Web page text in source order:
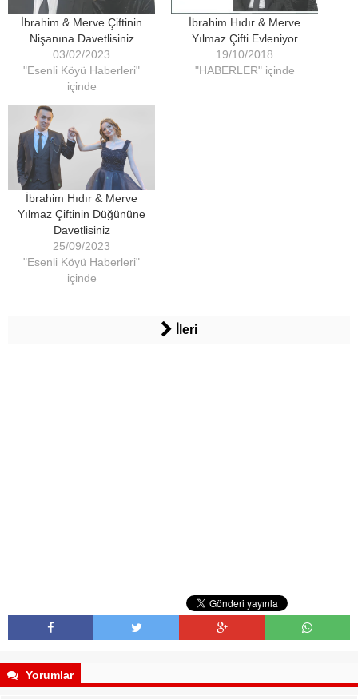
İbrahim & Merve Çiftinin
Nişanına Davetlisiniz
03/02/2023
"Esenli Köyü Haberleri"
içinde
İbrahim Hıdır & Merve
Yılmaz Çifti Evleniyor
19/10/2018
"HABERLER" içinde
İbrahim Hıdır & Merve
Yılmaz Çiftinin Düğününe
Davetlisiniz
25/09/2023
"Esenli Köyü Haberleri"
içinde
İleri
Yorumlar